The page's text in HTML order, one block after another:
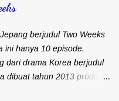
saya biasanya beli di
Kaliurang. Mbah Carik
berjudul Two Weeks
ini hanya 10 episode.
dari drama Korea berjudul
dibuat tahun 2013 produksi